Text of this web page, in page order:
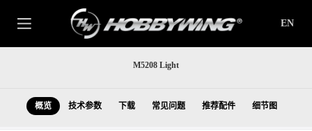
EN
M5208 Light
概览 技术参数 下载 常见问题 推荐配件 细节图